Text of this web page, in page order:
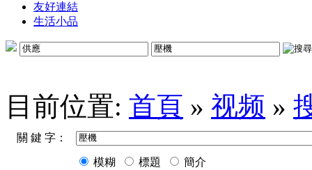
友好連結
生活小品
目前位置: 首頁 » 视频 »
關 鍵 字：
模糊 標題
簡介